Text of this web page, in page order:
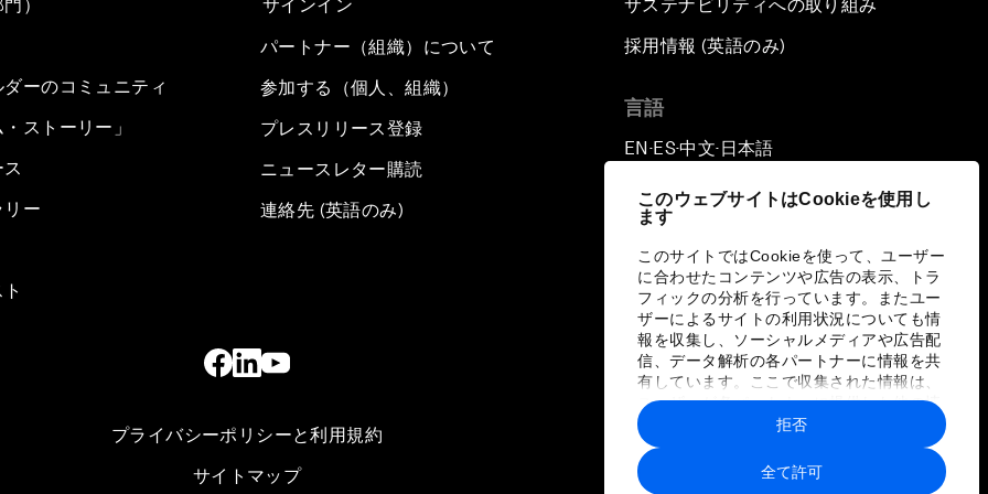
このウェブサイトはCookieを使用し
ます
このサイトではCookieを使って、ユーザー
に合わせたコンテンツや広告の表示、トラ
フィックの分析を行っています。またユー
ザーによるサイトの利用状況についても情
報を収集し、ソーシャルメディアや広告配
信、データ解析の各パートナーに情報を共
有しています。ここで収集された情報は、
ユーザーが各パートナーに提供した他の情
報や各パートナーのサービスを使用した際
に収集された情報と組み合わされ、各パー
トナーによって使用されることがありま
す。
全て許可
拒否
）
ーのコミュニティ
ストーリー」
ー
サインイン
パートナー（組織）について
参加する（個人、組織）
プレスリリース登録
ニュースレター購読
連絡先 (英語のみ)
サステナビリティへの取り組み
採用情報 (英語のみ)
言語
EN ▪ES▪中文▪ 日本語
プライバシーポリシーと利用規約
サイトマップ